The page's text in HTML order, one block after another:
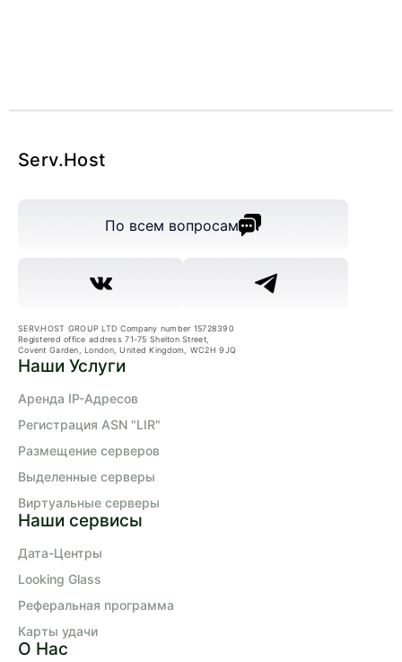
Serv.Host
По всем вопросам
SERV.HOST GROUP LTD Company number 15728390
Registered office address 71-75 Shelton Street,
Covent Garden, London, United Kingdom, WC2H 9JQ
Наши Услуги
Аренда IP-Адресов
Регистрация ASN "LIR"
Размещение серверов
Выделенные серверы
Виртуальные серверы
Наши сервисы
Дата-Центры
Looking Glass
Реферальная программа
Карты удачи
О Нас